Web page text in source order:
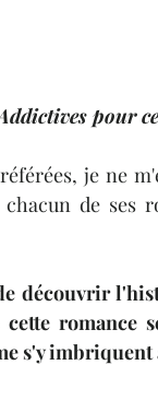
pour
je ne
de ses
découvrir
s'y imbriquent